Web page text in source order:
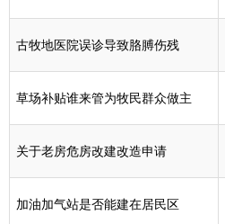
古牧地医院误诊导致胳膊伤残
草场补贴谁来管为牧民群众做主
关于老房危房改建改造申请
加油加气站是否能建在居民区